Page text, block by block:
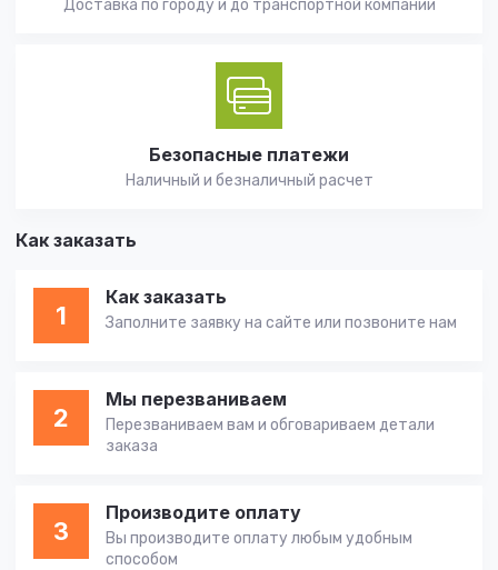
Доставка по городу и до транспортной компании
Безопасные платежи
Наличный и безналичный расчет
Как заказать
1
Как заказать
Заполните заявку на сайте или позвоните нам
2
Мы перезваниваем
Перезваниваем вам и обговариваем детали
заказа
3
Производите оплату
Вы производите оплату любым удобным
способом